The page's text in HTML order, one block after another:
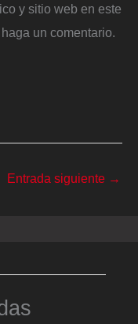
y sitio web en este
un comentario.
Entrada siguiente →